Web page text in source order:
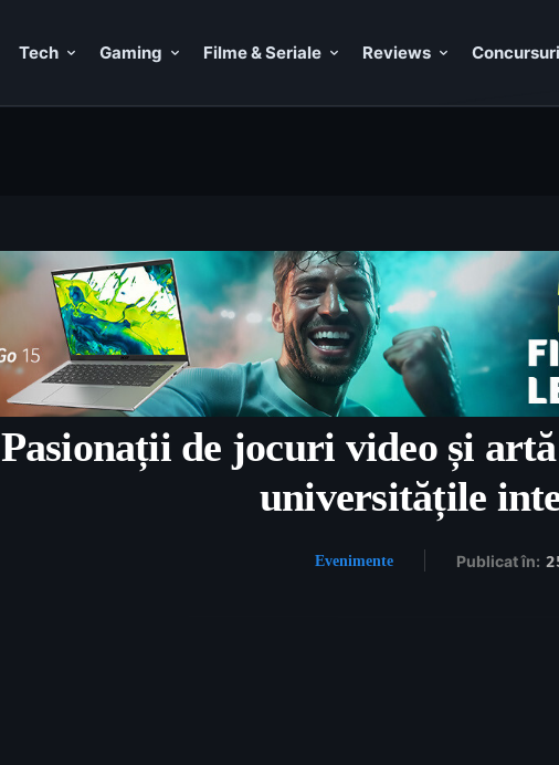
Tech Gaming Filme & Seriale Reviews Concursuri
Pasionații de jocuri video și
universitățile
Evenimente Publicat în: